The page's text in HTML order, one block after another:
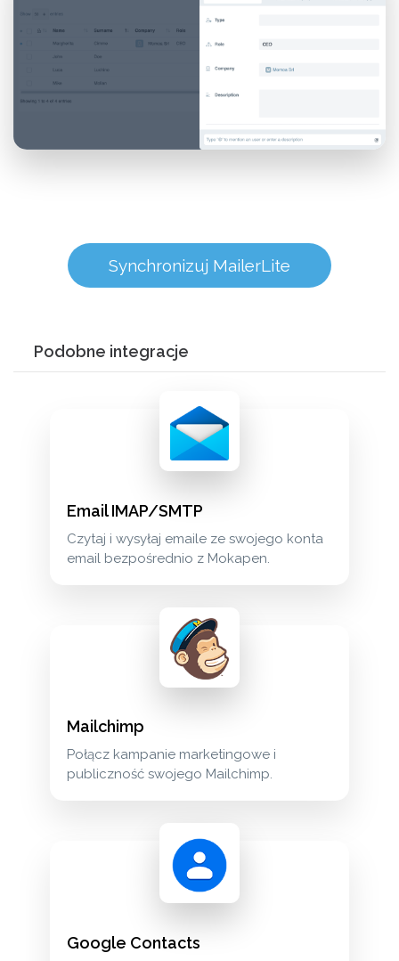
Synchronizuj MailerLite
Podobne integracje
Email IMAP/SMTP
Czytaj i wysyłaj emaile ze swojego konta
email bezpośrednio z Mokapen.
Mailchimp
Połącz kampanie marketingowe i
publiczność swojego Mailchimp.
Google Contacts